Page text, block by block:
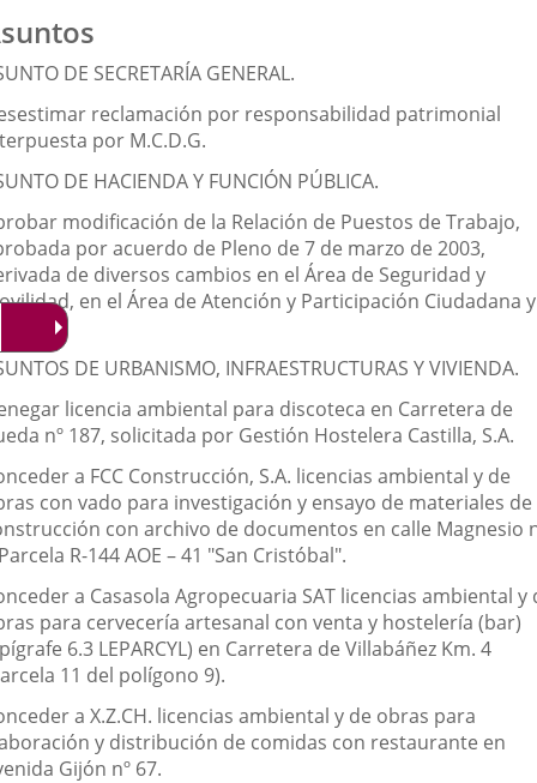
DE SECRETARÍA GENERAL.
reclamación por responsabilidad patrimonial
por M.C.D.G.
DE HACIENDA Y FUNCIÓN PÚBLICA.
modificación de la Relación de Puestos de Trabajo,
por acuerdo de Pleno de 7 de marzo de 2003,
de diversos cambios en el Área de Seguridad y
en el Área de Atención y Participación Ciudadana y
DE URBANISMO, INFRAESTRUCTURAS Y VIVIENDA.
licencia ambiental para discoteca en Carretera de
nº 187, solicitada por Gestión Hostelera Castilla, S.A.
a FCC Construcción, S.A. licencias ambiental y de
con vado para investigación y ensayo de materiales de
con archivo de documentos en calle Magnesio
R-144 AOE – 41 "San Cristóbal".
a Casasola Agropecuaria SAT licencias ambiental y
para cervecería artesanal con venta y hostelería (bar)
6.3 LEPARCYL) en Carretera de Villabáñez Km. 4
11 del polígono 9).
a X.Z.CH. licencias ambiental y de obras para
y distribución de comidas con restaurante en
Gijón nº 67.